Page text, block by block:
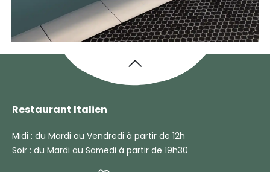
Restaurant Italien
Midi : du Mardi au Vendredi à partir de 12h
Soir : du Mardi au Samedi à partir de 19h30